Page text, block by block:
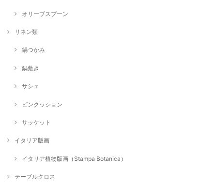
オリーブスプーン
リネン類
鍋つかみ
鍋敷き
サシェ
ピンクッション
サッケット
イタリア版画
イタリア植物版画（Stampa Botanica）
テーブルクロス